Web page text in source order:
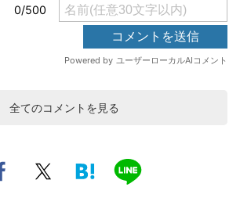
全てのコメントを見る